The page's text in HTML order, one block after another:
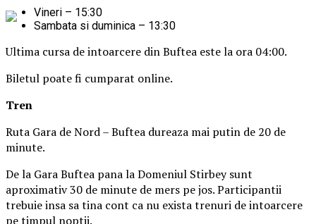
Vineri – 15:30
Sambata si duminica – 13:30
Ultima cursa de intoarcere din Buftea este la ora 04:00.
Biletul poate fi cumparat online.
Tren
Ruta Gara de Nord – Buftea dureaza mai putin de 20 de
minute.
De la Gara Buftea pana la Domeniul Stirbey sunt
aproximativ 30 de minute de mers pe jos. Participantii
trebuie insa sa tina cont ca nu exista trenuri de intoarcere
pe timpul noptii.